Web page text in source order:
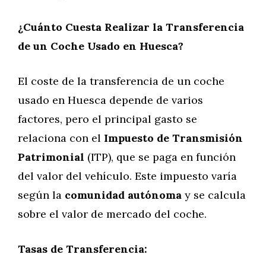
¿Cuánto Cuesta Realizar la Transferencia
de un Coche Usado en Huesca?
El coste de la transferencia de un coche
usado en Huesca depende de varios
factores, pero el principal gasto se
relaciona con el Impuesto de Transmisión
Patrimonial (ITP), que se paga en función
del valor del vehículo. Este impuesto varía
según la comunidad autónoma y se calcula
sobre el valor de mercado del coche.
Tasas de Transferencia: